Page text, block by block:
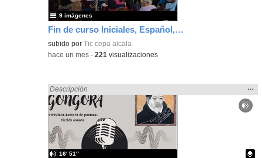
Fin de curso Iniciales, Español, Inglés, Informática y Patrimonio
subido porTic cepa alcala
9 imágenes
-hace un mes -221 visualizaciones
Encontrado «Español» en:
Descripción
la
…
16′ 51″